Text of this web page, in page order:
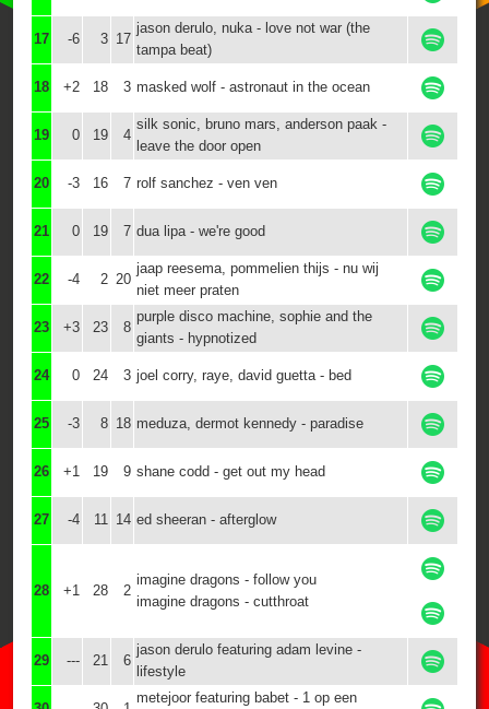
17 -6 3 17
jason derulo, nuka - love not war (the
tampa beat)
18 +2 18 3 masked wolf - astronaut in the ocean
19 0 19 4
silk sonic, bruno mars, anderson paak -
leave the door open
20 -3 16 7 rolf sanchez - ven ven
21 0 19 7 dua lipa - we're good
22 -4 2 20
jaap reesema, pommelien thijs - nu wij
niet meer praten
23 +3 23 8
purple disco machine, sophie and the
giants - hypnotized
24 0 24 3 joel corry, raye, david guetta - bed
25 -3 8 18 meduza, dermot kennedy - paradise
26 +1 19 9 shane codd - get out my head
27 -4 11 14 ed sheeran - afterglow
28 +1 28 2
imagine dragons - follow you
imagine dragons - cutthroat
29 --- 21 6
jason derulo featuring adam levine -
lifestyle
metejoor featuring babet - 1 op een